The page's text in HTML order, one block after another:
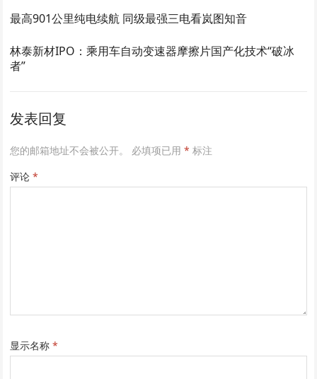
最高901公里纯电续航 同级最强三电看岚图知音
林泰新材IPO：乘用车自动变速器摩擦片国产化技术“破冰
者”
发表回复
您的邮箱地址不会被公开。 必填项已用* 标注
评论*
显示名称*